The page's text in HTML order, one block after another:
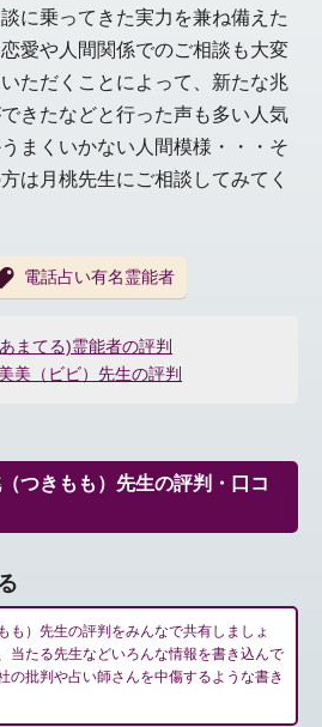
に乗ってきた実力を兼ね備えた
愛や人間関係でのご相談も大変
ただくことによって、新たな兆
きたなどと行った声も多い人気
まくいかない人間模様・・・そ
は月桃先生にご相談してみてく
電話占い有名霊能者
まてる)霊能者の評判
美（ビビ）先生の評判
つきもも）先生の評判・口コ
も）先生の評判をみんなで共有しましょ
当たる先生などいろんな情報を書き込んで
の批判や占い師さんを中傷するような書き